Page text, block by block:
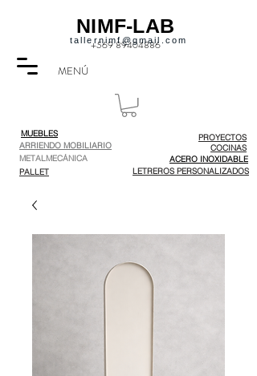
+569 89404886
NIMF-LAB
tallernimf@gmail.com
MENÚ
MUEBLES
ACERO INOXIDABLE
PROYECTOS
METALMECÁNICA
ARRIENDO MOBILIARIO
PALLET LETREROS PERSONALIZADOS
COCINAS